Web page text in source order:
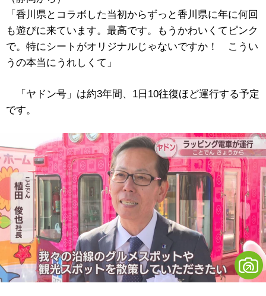
「香川県とコラボした当初からずっと香川県に年に何回
も遊びに来ています。最高です。もうかわいくてピンク
で。特にシートがオリジナルじゃないですか！ こうい
うの本当にうれしくて」
「ヤドン号」は約3年間、1日10往復ほど運行する予定
です。